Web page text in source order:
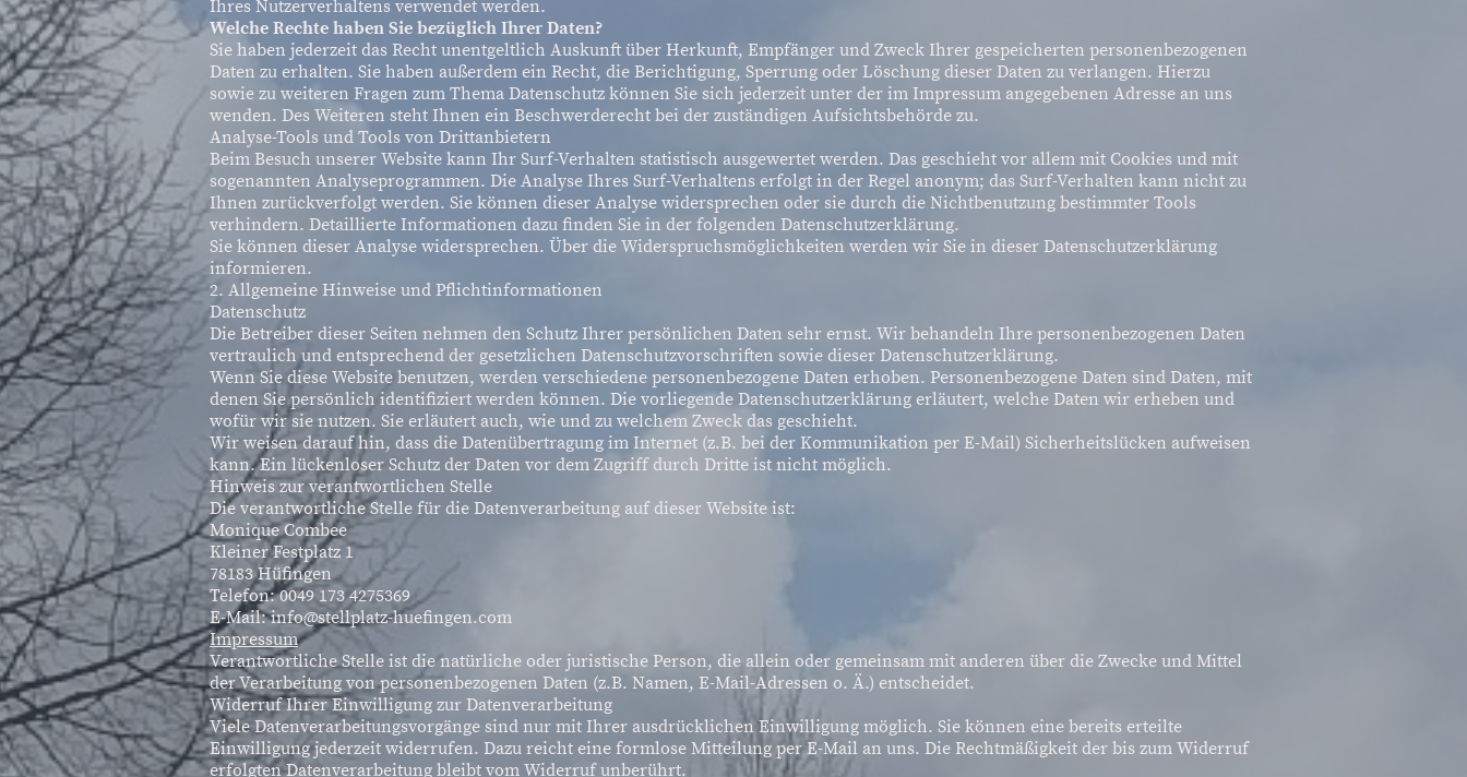
Ihres Nutzerverhaltens verwendet werden.
Welche Rechte haben Sie bezüglich Ihrer Daten?
Sie haben jederzeit das Recht unentgeltlich Auskunft über Herkunft, Empfänger und Zweck Ihrer gespeicherten personenbezogenen
Daten zu erhalten. Sie haben außerdem ein Recht, die Berichtigung, Sperrung oder Löschung dieser Daten zu verlangen. Hierzu
sowie zu weiteren Fragen zum Thema Datenschutz können Sie sich jederzeit unter der im Impressum angegebenen Adresse an uns
wenden. Des Weiteren steht Ihnen ein Beschwerderecht bei der zuständigen Aufsichtsbehörde zu.
Analyse-Tools und Tools von Drittanbietern
Beim Besuch unserer Website kann Ihr Surf-Verhalten statistisch ausgewertet werden. Das geschieht vor allem mit Cookies und mit
sogenannten Analyseprogrammen. Die Analyse Ihres Surf-Verhaltens erfolgt in der Regel anonym; das Surf-Verhalten kann nicht zu
Ihnen zurückverfolgt werden. Sie können dieser Analyse widersprechen oder sie durch die Nichtbenutzung bestimmter Tools
verhindern. Detaillierte Informationen dazu finden Sie in der folgenden Datenschutzerklärung.
Sie können dieser Analyse widersprechen. Über die Widerspruchsmöglichkeiten werden wir Sie in dieser Datenschutzerklärung
informieren.
2. Allgemeine Hinweise und Pflichtinformationen
Datenschutz
Die Betreiber dieser Seiten nehmen den Schutz Ihrer persönlichen Daten sehr ernst. Wir behandeln Ihre personenbezogenen Daten
vertraulich und entsprechend der gesetzlichen Datenschutzvorschriften sowie dieser Datenschutzerklärung.
Wenn Sie diese Website benutzen, werden verschiedene personenbezogene Daten erhoben. Personenbezogene Daten sind Daten, mit
denen Sie persönlich identifiziert werden können. Die vorliegende Datenschutzerklärung erläutert, welche Daten wir erheben und
wofür wir sie nutzen. Sie erläutert auch, wie und zu welchem Zweck das geschieht.
Wir weisen darauf hin, dass die Datenübertragung im Internet (z.B. bei der Kommunikation per E-Mail) Sicherheitslücken aufweisen
kann. Ein lückenloser Schutz der Daten vor dem Zugriff durch Dritte ist nicht möglich.
Hinweis zur verantwortlichen Stelle
Die verantwortliche Stelle für die Datenverarbeitung auf dieser Website ist:
Monique Combee
Kleiner Festplatz 1
78183 Hüfingen
Telefon: 0049 173 4275369
E-Mail: info@stellplatz-huefingen.com
Impressum
Verantwortliche Stelle ist die natürliche oder juristische Person, die allein oder gemeinsam mit anderen über die Zwecke und Mittel
der Verarbeitung von personenbezogenen Daten (z.B. Namen, E-Mail-Adressen o. Ä.) entscheidet.
Widerruf Ihrer Einwilligung zur Datenverarbeitung
Viele Datenverarbeitungsvorgänge sind nur mit Ihrer ausdrücklichen Einwilligung möglich. Sie können eine bereits erteilte
Einwilligung jederzeit widerrufen. Dazu reicht eine formlose Mitteilung per E-Mail an uns. Die Rechtmäßigkeit der bis zum Widerruf
erfolgten Datenverarbeitung bleibt vom Widerruf unberührt.